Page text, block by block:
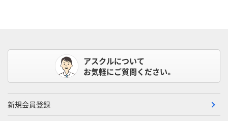
アスクルについて
お気軽にご質問ください。
新規会員登録